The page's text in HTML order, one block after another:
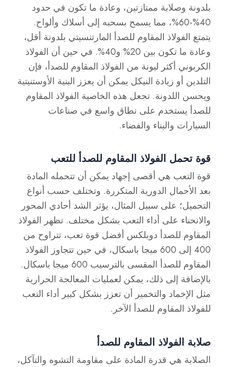
بلدونة وصلابة ممتازتين، وعادة ما تكون في حدود
40%-60%، مما يسمح بسحبه إلى أسلاك وألواح.
يتمتع الفولاذ المقاوم للصدأ المارتنسيتي بلدونة أقل،
وعادة ما تكون بين 20% و40%. في حين أن الفولاذ
الكربوني أكثر ليونة من الفولاذ المقاوم للصدأ، فإن
التلدين أو زيادة النيكل يمكن أن يعزز البنية الأوستنيتية
ويحسن اللدونة. تجعل هذه الخاصية الفولاذ المقاوم
للصدأ يستخدم على نطاق واسع في صناعات
السيارات والبناء والفضاء.
قوة تحمل الفولاذ المقاوم للصدأ للتعب
قوة التعب هي أقصى إجهاد يمكن أن تتحمله المادة
بعد الأحمال الدورية المتكررة. وتختلف حسب أنواع
التحميل؛ على سبيل المثال، يؤثر الشد أحادي المحور
والانحناء على أداء التعب بشكل مختلف. تظهر الفولاذ
المقاوم للصدأ دوبلكس أفضل قوة تعب، تتراوح من
400 إلى 600 ميجا باسكال، في حين تتجاوز الفولاذ
المقاوم للصدأ المقسى بالترسيب 600 ميجا باسكال.
بالإضافة إلى ذلك، يمكن لعمليات المعالجة الحرارية
مثل الإخماد والتخمير أن تعزز بشكل كبير أداء التعب
للفولاذ المقاوم للصدأ الآخر.
صلابة الفولاذ المقاوم للصدأ
الصلابة هي قدرة المادة على مقاومة التشوه والتآكل،